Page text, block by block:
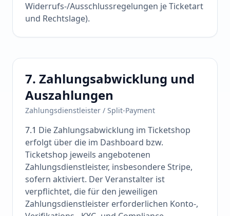
Widerrufs-/Ausschlussregelungen je Ticketart
und Rechtslage).
7. Zahlungsabwicklung und
Auszahlungen
Zahlungsdienstleister / Split-Payment
7.1 Die Zahlungsabwicklung im Ticketshop
erfolgt über die im Dashboard bzw.
Ticketshop jeweils angebotenen
Zahlungsdienstleister, insbesondere Stripe,
sofern aktiviert. Der Veranstalter ist
verpflichtet, die für den jeweiligen
Zahlungsdienstleister erforderlichen Konto-,